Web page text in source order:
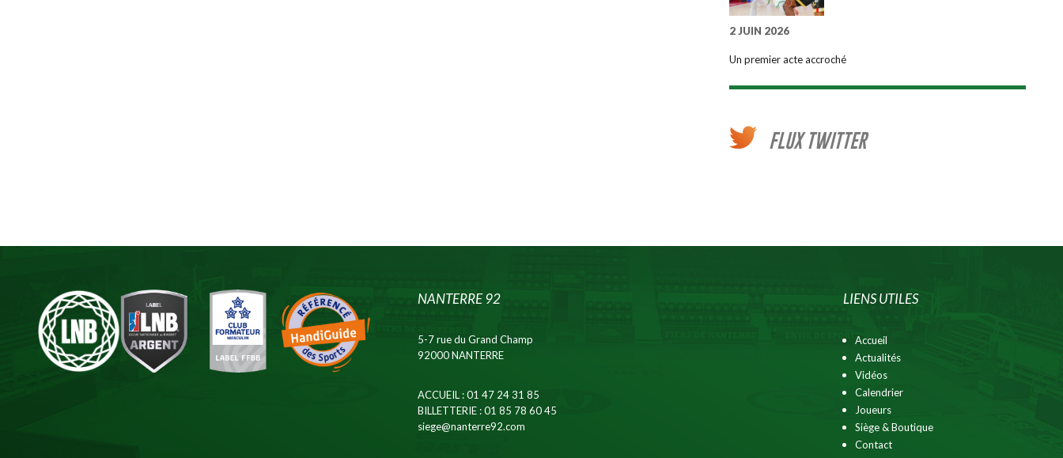
2 JUIN 2026
Un premier acte accroché
FLUX TWITTER
NANTERRE 92
5-7 rue du Grand Champ
92000 NANTERRE
ACCUEIL : 01 47 24 31 85
BILLETTERIE : 01 85 78 60 45
siege@nanterre92.com
LIENS UTILES
Accueil
Actualités
Vidéos
Calendrier
Joueurs
Siège & Boutique
Contact